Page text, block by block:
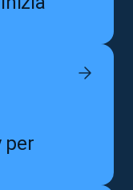
per